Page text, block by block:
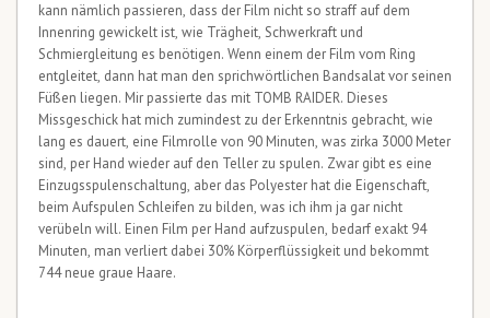
kann nämlich passieren, dass der Film nicht so straff auf dem
Innenring gewickelt ist, wie Trägheit, Schwerkraft und
Schmiergleitung es benötigen. Wenn einem der Film vom Ring
entgleitet, dann hat man den sprichwörtlichen Bandsalat vor seinen
Füßen liegen. Mir passierte das mit TOMB RAIDER. Dieses
Missgeschick hat mich zumindest zu der Erkenntnis gebracht, wie
lang es dauert, eine Filmrolle von 90 Minuten, was zirka 3000 Meter
sind, per Hand wieder auf den Teller zu spulen. Zwar gibt es eine
Einzugsspulenschaltung, aber das Polyester hat die Eigenschaft,
beim Aufspulen Schleifen zu bilden, was ich ihm ja gar nicht
verübeln will. Einen Film per Hand aufzuspulen, bedarf exakt 94
Minuten, man verliert dabei 30% Körperflüssigkeit und bekommt
744 neue graue Haare.